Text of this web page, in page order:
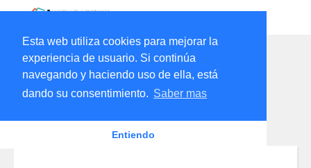
Esta web utiliza cookies para mejorar la
experiencia de usuario. Si continúa
navegando y haciendo uso de ella, está
dando su consentimiento. Saber mas
Entiendo